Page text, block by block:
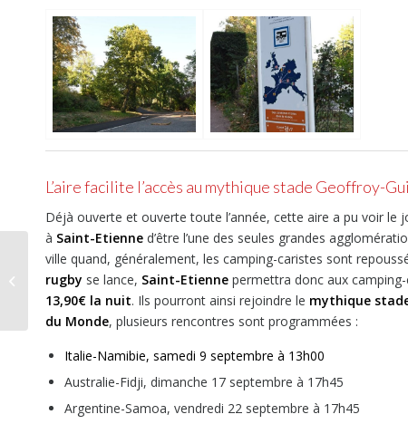
L’aire facilite l’accès au mythique stade Geoffroy-
Déjà ouverte et ouverte toute l’année, cette aire a pu voir le
à Saint-Etienne d’être l’une des seules grandes
ville quand, généralement, les camping-caristes sont
rugby se lance, Saint-Etienne permettra donc aux
13,90€ la nuit. Ils pourront ainsi rejoindre le mythique
du Monde, plusieurs rencontres sont programmées :
Italie-Namibie, samedi 9 septembre à 13h00
Australie-Fidji, dimanche 17 septembre à 17h45
Argentine-Samoa, vendredi 22 septembre à 17h45
Tourne Mobil, du
premium pour la
vanlife